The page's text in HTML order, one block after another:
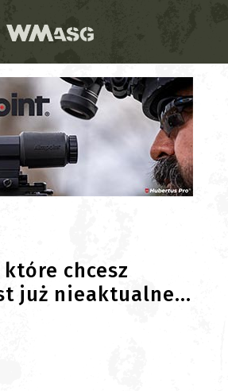
które chcesz
już nieaktualne...